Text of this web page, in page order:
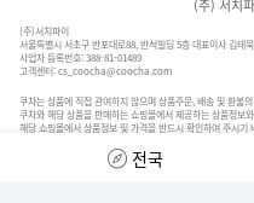
(주) 서치
(주)서치파이
서울특별시 서초구 반포대로88, 반석빌딩 5층 대표이사 김태묵
사업자 등록번호: 388-81-01489
고객센터:cs_coocha@coocha.com
쿠차는 상품에 직접 관여하지 않으며 상품주문, 배송 및 환불
쿠차와 해당 상품을 판매하는 쇼핑몰에서 제공하는 상품정보
해당 쇼핑몰에서 상품정보 및 가격을 반드시 확인하여 주시기
전국